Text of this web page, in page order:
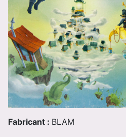
Fabricant : BLAM